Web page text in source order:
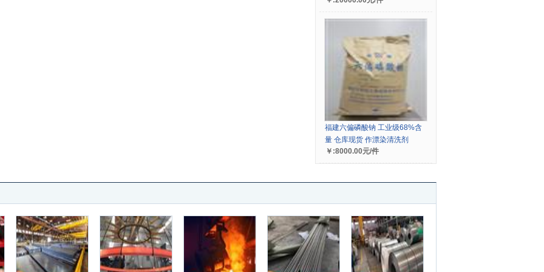
福建六偏磷酸钠 工业级68%含
量 仓库现货 作漂染清洗剂
￥:8000.00元/件